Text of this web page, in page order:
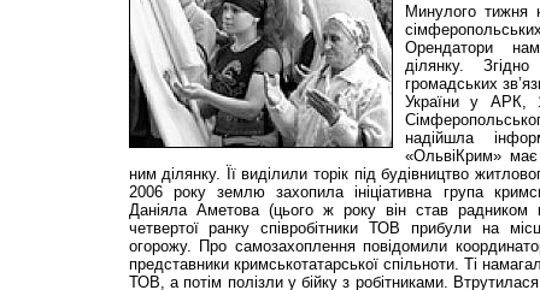
Минулого тижня
Орендатори
ділянку.
громадських
України у АРК,
надійшла
«ОльвіКрим» має
ним ділянку. Її виділили торік під будівництво
2006 року землю захопила ініціативна група
Даніяла Аметова (цього ж року він став радником
четвертої ранку співробітники ТОВ прибули на
огорожу. Про самозахоплення повідомили
представники кримськотатарської спільноти. Ті
ТОВ, а потім полізли у бійку з робітниками.